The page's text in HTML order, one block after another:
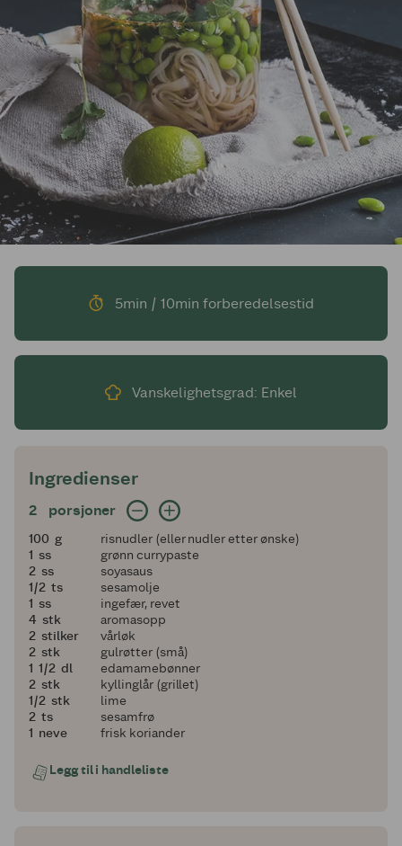
5min / 10min forberedelsestid
Vanskelighetsgrad: Enkel
Ingredienser
2 porsjoner
2 porsjoner
100
100 g
risnudler (eller nudler etter ønske)
11 ss
grønn currypaste
2
2 ss
soyasaus
en halv
1/2 ts
sesamolje
11 ss
ingefær, revet
4
4 stk
aromasopp
2
2 stilker
vårløk
2
2 stk
gulrøtter (små)
1 og en halv
1 1/2 dl
edamamebønner
2
2 stk
kyllinglår (grillet)
en halv
1/2 stk
lime
2
2 ts
sesamfrø
11 neve frisk koriander
Legg til i handleliste